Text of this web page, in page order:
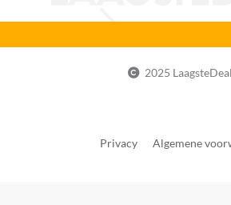
2025 LaagsteDeal
Privacy Algemene